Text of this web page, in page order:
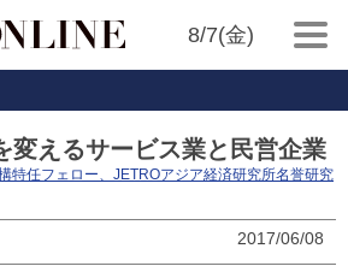
8/7(金)
変えるサービス業と民営企業
特任フェロー、JETROアジア経済研究所名誉研究
2017/06/08